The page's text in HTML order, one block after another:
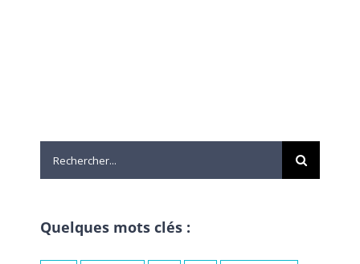
Rechercher:
Quelques mots clés :